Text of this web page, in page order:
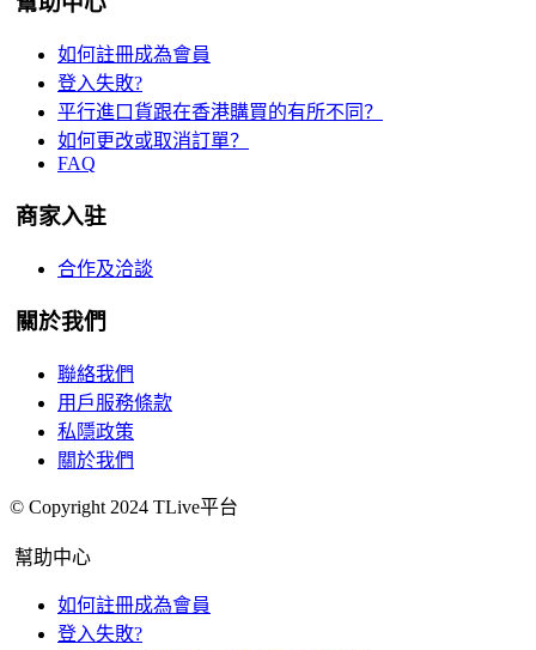
如何註冊成為會員
登入失敗?
平行進口貨跟在香港購買的有所不同？
如何更改或取消訂單？
FAQ
商家入驻
合作及洽談
關於我們
聯絡我們
用戶服務條款
私隱政策
關於我們
© Copyright 2024 TLive平台
幫助中心
如何註冊成為會員
登入失敗?